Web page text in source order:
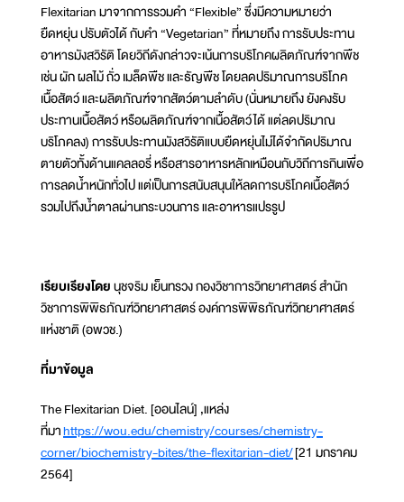
Flexitarian มาจากการรวมคำ “Flexible” ซึ่งมีความหมายว่า
ยืดหยุ่น ปรับตัวได้ กับคำ “Vegetarian” ที่หมายถึง การรับประทาน
อาหารมังสวิรัติ โดยวิถีดังกล่าวจะเน้นการบริโภคผลิตภัณฑ์จากพืช
เช่น ผัก ผลไม้ ถั่ว เมล็ดพืช และธัญพืช โดยลดปริมาณการบริโภค
เนื้อสัตว์ และผลิตภัณฑ์จากสัตว์ตามลำดับ (นั่นหมายถึง ยังคงรับ
ประทานเนื้อสัตว์ หรือผลิตภัณฑ์จากเนื้อสัตว์ได้ แต่ลดปริมาณ
บริโภคลง) การรับประทานมังสวิรัติแบบยืดหยุ่นไม่ได้จำกัดปริมาณ
ตายตัวทั้งด้านแคลลอรี่ หรือสารอาหารหลักเหมือนกับวิถีการกินเพื่อ
การลดน้ำหนักทั่วไป แต่เป็นการสนับสนุนให้ลดการบริโภคเนื้อสัตว์
รวมไปถึงน้ำตาลผ่านกระบวนการ และอาหารแปรรูป
เรียบเรียงโดยนุชจริม เย็นทรวง กองวิชาการวิทยาศาสตร์ สำนัก
วิชาการพิพิธภัณฑ์วิทยาศาสตร์ องค์การพิพิธภัณฑ์วิทยาศาสตร์
แห่งชาติ (อพวช.)
ที่มาข้อมูล
The Flexitarian Diet. [ออนไลน์] ,แหล่ง
ที่มาhttps://wou.edu/chemistry/courses/chemistry-
corner/biochemistry-bites/the-flexitarian-diet/[21 มกราคม
2564]